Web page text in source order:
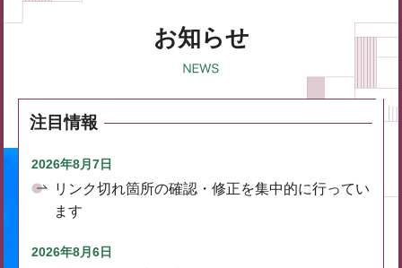
お知らせ
注目情報
2026年8月7日
リンク切れ箇所の確認・修正を集中的に行ってい
ます
2026年8月6日